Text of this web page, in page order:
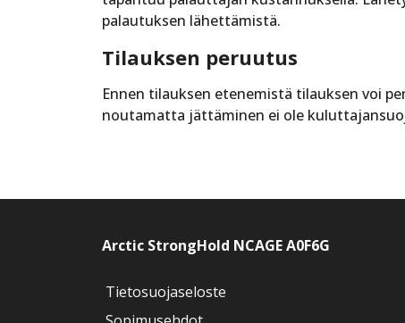
palautuksen lähettämistä.
Tilauksen peruutus
Ennen tilauksen etenemistä tilauksen voi
noutamatta jättäminen ei ole
Arctic StrongHold NCAGE A0F6G
Tietosuojaseloste